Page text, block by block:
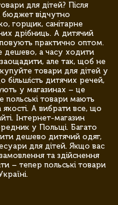
для дітей? Після
бюджет відчутно
горщик, санітарне
дрібниць. А дитячий
практично оптом.
дешево, а часу ходити
але так, щоб не
товари для дітей у
дитячих речей,
у магазинах – це
польські товари мають
якості. А вибрати все, що
Інтернет-магазин
у Польщі. Багато
дешево дитячий одяг,
для дітей. Якщо вас
та здійснення
– тепер польські товари